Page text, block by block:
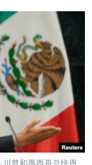
普和墨西哥总统恩